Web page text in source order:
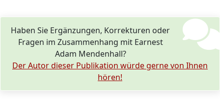
Haben Sie Ergänzungen, Korrekturen oder
Fragen im Zusammenhang mit Earnest
Adam Mendenhall?
Der Autor dieser Publikation würde gerne von Ihnen
hören!